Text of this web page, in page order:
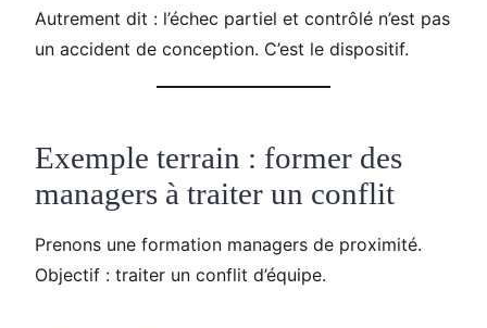
Autrement dit : l’échec partiel et contrôlé n’est pas
un accident de conception. C’est le dispositif.
Exemple terrain : former des
managers à traiter un conflit
Prenons une formation managers de proximité.
Objectif : traiter un conflit d’équipe.